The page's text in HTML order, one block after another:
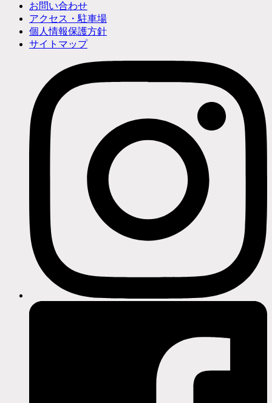
お問い合わせ
アクセス・駐車場
個人情報保護方針
サイトマップ